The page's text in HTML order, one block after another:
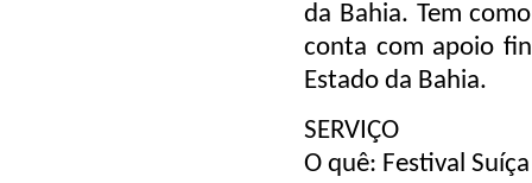
da Bahia. Tem
conta com apoio
Estado da Bahia.
SERVIÇO
O quê: Festival